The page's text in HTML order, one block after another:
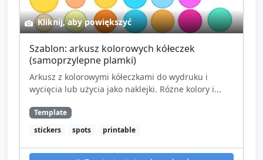
Kliknij, aby powiększyć
Szablon: arkusz kolorowych kółeczek
(samoprzylepne plamki)
Arkusz z kolorowymi kółeczkami do wydruku i
wycięcia lub użycia jako naklejki. Różne kolory i...
Template
stickers
spots printable